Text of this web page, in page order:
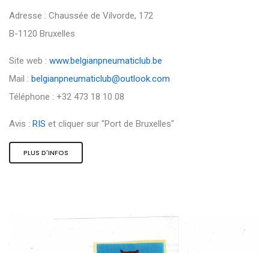
Adresse : Chaussée de Vilvorde, 172
B-1120 Bruxelles
Site web : www.belgianpneumaticlub.be
Mail : belgianpneumaticlub@outlook.com
Téléphone : +32 473 18 10 08
Avis : RIS et cliquer sur "Port de Bruxelles"
PLUS D'INFOS